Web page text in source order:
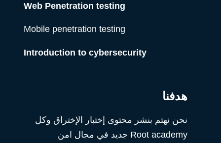
Web Penetration testing
Mobile penetration testing
Introduction to cybersecurity
هدفنا
نحن نهتم بنشر محتوى إختبار الإختراق وكل
Root academy جديد في مجال امن